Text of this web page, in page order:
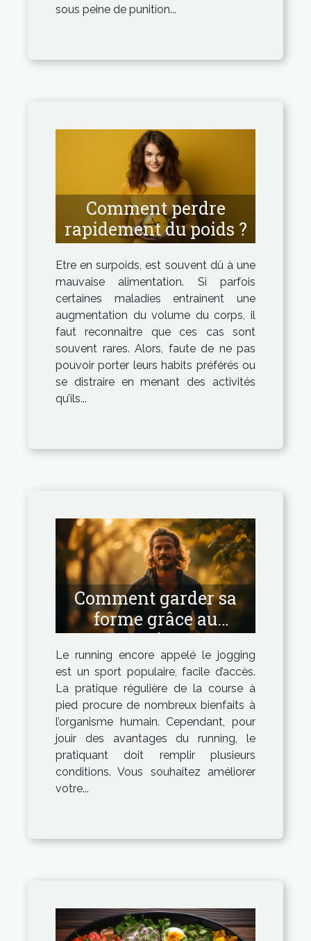
sous peine de punition...
Comment perdre
rapidement du poids ?
Etre en surpoids, est souvent dû à une
mauvaise alimentation. Si parfois
certaines maladies entrainent une
augmentation du volume du corps, il
faut reconnaitre que ces cas sont
souvent rares. Alors, faute de ne pas
pouvoir porter leurs habits préférés ou
se distraire en menant des activités
qu’ils...
Comment garder sa
forme grâce au
running ?
Le running encore appelé le jogging
est un sport populaire, facile d’accès.
La pratique régulière de la course à
pied procure de nombreux bienfaits à
l’organisme humain. Cependant, pour
jouir des avantages du running, le
pratiquant doit remplir plusieurs
conditions. Vous souhaitez améliorer
votre...